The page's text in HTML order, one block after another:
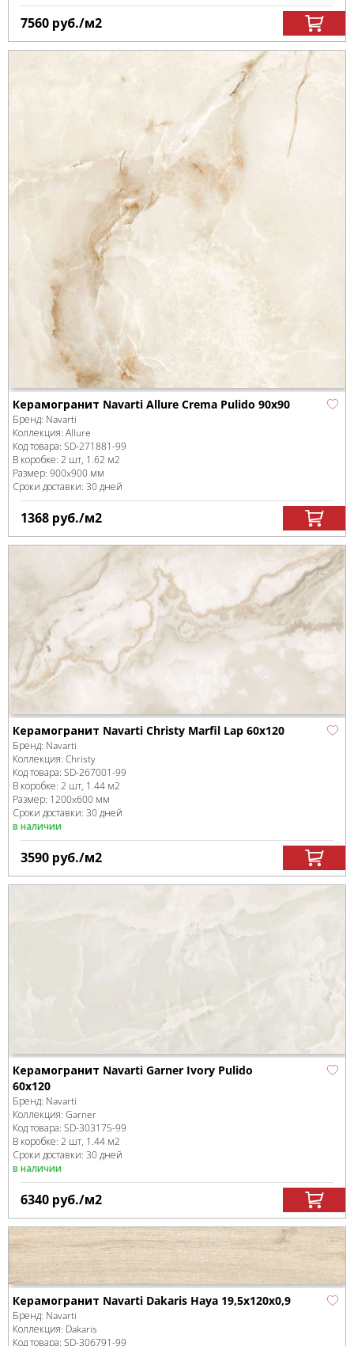
7560 руб./м2
Керамогранит Navarti Allure Crema Pulido 90x90
Бренд: Navarti
Коллекция: Allure
Код товара: SD-271881-99
В коробке: 2 шт, 1.62 м2
Размер: 900x900 мм
Сроки доставки: 30 дней
1368 руб./м2
Керамогранит Navarti Christy Marfil Lap 60x120
Бренд: Navarti
Коллекция: Christy
Код товара: SD-267001-99
В коробке: 2 шт, 1.44 м2
Размер: 1200x600 мм
Сроки доставки: 30 дней
в наличии
3590 руб./м2
Керамогранит Navarti Garner Ivory Pulido
60x120
Бренд: Navarti
Коллекция: Garner
Код товара: SD-303175-99
В коробке: 2 шт, 1.44 м2
Сроки доставки: 30 дней
в наличии
6340 руб./м2
Керамогранит Navarti Dakaris Haya 19,5x120x0,9
Бренд: Navarti
Коллекция: Dakaris
Код товара: SD-306791-99